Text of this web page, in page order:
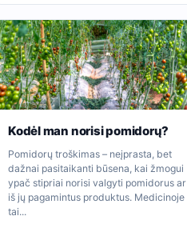
Kodėl man norisi pomidorų?
Pomidorų troškimas – neįprasta, bet
dažnai pasitaikanti būsena, kai žmogui
ypač stipriai norisi valgyti pomidorus ar
iš jų pagamintus produktus. Medicinoje
tai...